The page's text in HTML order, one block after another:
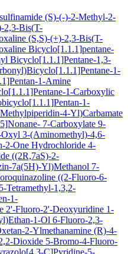
(S)-(-)-2-Methyl-2-
2,3-Bis(T-
(S,S)-(+)-2,3-Bis(T-
Bicyclo[1.1.1]pentane-
Bicyclo[1.1.1]Pentane-1,3-
1-
1-Amine
1-Carboxylic
1-
4-Yl)Carbamate
7-Carboxylate 9-
3-(Aminomethyl)-4,6-
2-One Hydrochloride 4-
((2R,7aS)-2-
7a(5H)-Yl)Methanol 7-
((2-Fluoro-6-
Tetramethyl-1,3,2-
1-
2'-Fluoro-2'-Deoxyuridine 1-
1-Ol 6-Fluoro-2,3-
2-Ylmethanamine (R)-4-
Dioxide 5-Bromo-4-Fluoro-
C]Pyridine-5-